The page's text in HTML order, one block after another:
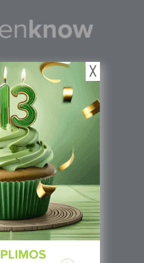
INT 3 OFI 701
3869
4651554
5:00pm
╳